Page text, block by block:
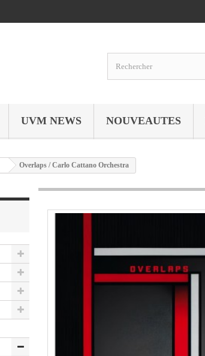
UVM NEWS NOUVEAUTES
Overlaps / Carlo Cattano Orchestra